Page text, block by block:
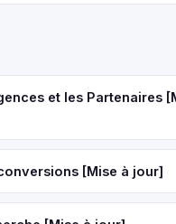
et les Partenaires
[Mise à jour]